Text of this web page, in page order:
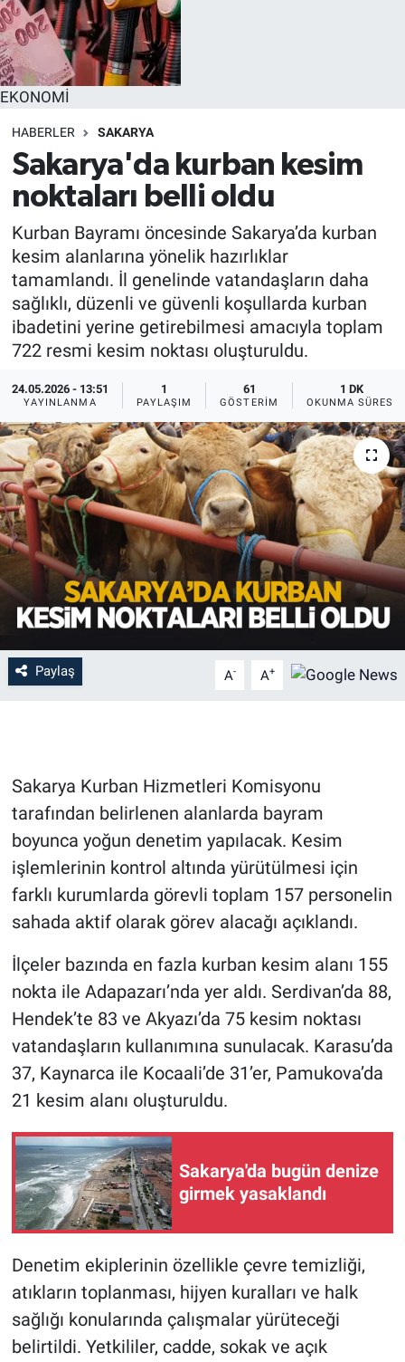
EKONOMİ
HABERLER SAKARYA
Sakarya'da kurban kesim
noktaları belli oldu
Kurban Bayramı öncesinde Sakarya’da kurban
kesim alanlarına yönelik hazırlıklar
tamamlandı. İl genelinde vatandaşların daha
sağlıklı, düzenli ve güvenli koşullarda kurban
ibadetini yerine getirebilmesi amacıyla toplam
722 resmi kesim noktası oluşturuldu.
24.05.2026 - 13:51
YAYINLANMA
1
PAYLAŞIM
61
GÖSTERIM
1 DK
OKUNMA SÜRESI
Paylaş A- A+
Sakarya Kurban Hizmetleri Komisyonu
tarafından belirlenen alanlarda bayram
boyunca yoğun denetim yapılacak. Kesim
işlemlerinin kontrol altında yürütülmesi için
farklı kurumlarda görevli toplam 157 personelin
sahada aktif olarak görev alacağı açıklandı.
İlçeler bazında en fazla kurban kesim alanı 155
nokta ile Adapazarı’nda yer aldı. Serdivan’da 88,
Hendek’te 83 ve Akyazı’da 75 kesim noktası
vatandaşların kullanımına sunulacak. Karasu’da
37, Kaynarca ile Kocaali’de 31’er, Pamukova’da
21 kesim alanı oluşturuldu.
Sakarya'da bugün denize
girmek yasaklandı
Denetim ekiplerinin özellikle çevre temizliği,
atıkların toplanması, hijyen kuralları ve halk
sağlığı konularında çalışmalar yürüteceği
belirtildi. Yetkililer, cadde, sokak ve açık
EĞİTİM
MAGAZİN
ÖZEL HABER
HALK54 PANORAMA